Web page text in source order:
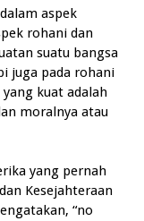
aspek
rohani dan
suatu bangsa
juga pada rohani
kuat adalah
moralnya atau
yang pernah
Kesejahteraan
“no